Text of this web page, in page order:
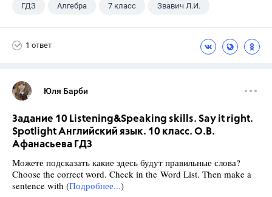
ГДЗ Алгебра 7 класс Звавич Л.И.
1 ответ
Юля Барби
Задание 10 Listening&Speaking skills. Say it right.
Spotlight Английский язык. 10 класс. О.В.
Афанасьева ГДЗ
Можете подсказать какие здесь будут правильные слова?
Choose the correct word. Check in the Word List. Then make a
sentence with (Подробнее...)